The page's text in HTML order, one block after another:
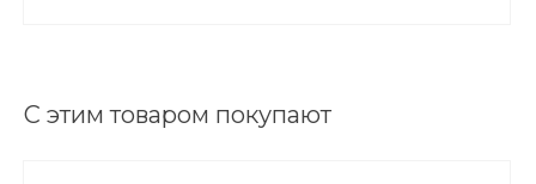
С этим товаром покупают